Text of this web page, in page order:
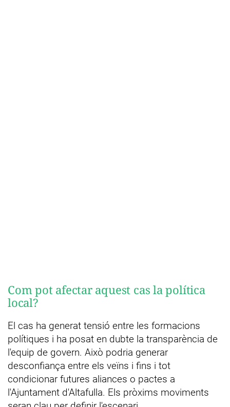
Com pot afectar aquest cas la política
local?
El cas ha generat tensió entre les formacions
polítiques i ha posat en dubte la transparència de
l'equip de govern. Això podria generar
desconfiança entre els veïns i fins i tot
condicionar futures aliances o pactes a
l'Ajuntament d'Altafulla. Els pròxims moviments